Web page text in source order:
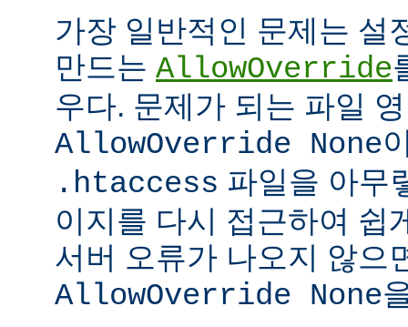
가장 일반적인 문제는 설
만드는 AllowOverride
우다. 문제가 되는 파일
AllowOverride None
.htaccess 파일을 아무
이지를 다시 접근하여 쉽
서버 오류가 나오지 않으
AllowOverride None